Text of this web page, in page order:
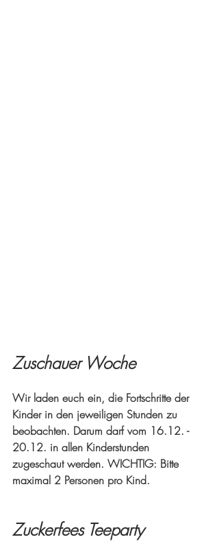
Zuschauer Woche
Wir laden euch ein, die Fortschritte der
Kinder in den jeweiligen Stunden zu
beobachten. Darum darf vom 16.12. -
20.12. in allen Kinderstunden
zugeschaut werden. WICHTIG: Bitte
maximal 2 Personen pro Kind.
Zuckerfees Teeparty